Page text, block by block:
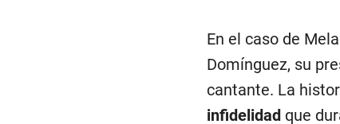
En el caso de
Domínguez, su
cantante. La
infidelidadque